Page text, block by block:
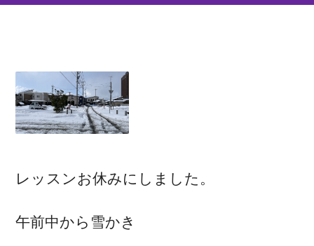
レッスンお休みにしました。
午前中から雪かき